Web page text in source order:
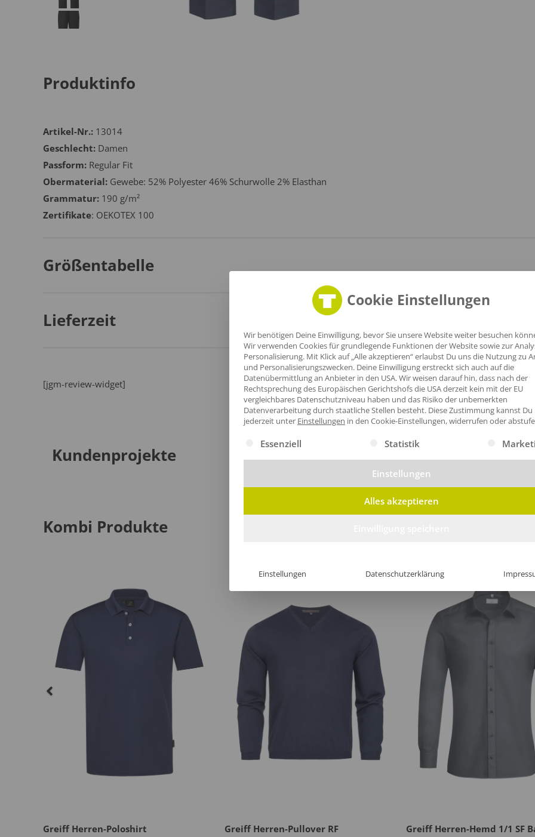
Produktinfo
Artikel-Nr.: 13014
Geschlecht: Damen
Passform: Regular Fit
Obermaterial: Gewebe: 52% Polyester 46% Schurwolle 2% Elasthan
Grammatur: 190 g/m²
Zertifikate: OEKOTEX 100
Größentabelle
Lieferzeit
[jgm-review-widget]
Kundenprojekte
Kombi Produkte
Greiff Herren-Poloshirt Greiff Herren-Pullover RF Greiff Herren-Hemd 1/1 SF
Cookie Einstellungen
Wir benötigen Deine Einwilligung, bevor Sie unsere Website weiter besuchen
Wir verwenden Cookies für grundlegende Funktionen der Website sowie zur
Personalisierung. Mit Klick auf „Alle akzeptieren“ erlaubst Du uns die Nutzung zu
und Personalisierungszwecken. Deine Einwilligung erstreckt sich auch auf die
Datenübermittlung an Anbieter in den USA. Wir weisen darauf hin, dass nach der
Rechtsprechung des Europäischen Gerichtshofs die USA derzeit kein mit der EU
vergleichbares Datenschutzniveau haben und das Risiko der unbemerkten
Datenverarbeitung durch staatliche Stellen besteht. Diese Zustimmung kannst Du
jederzeit unter Einstellungen in den Cookie-Einstellungen, widerrufen oder
Es folgt eine Liste der Service-Gruppen, für die eine Einwilligung
Essenziell Statistik
Einstellungen
Alles akzeptieren
Einstellungen Datenschutzerklärung